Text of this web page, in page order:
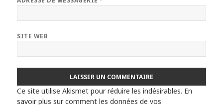
SITE WEB
Ce site utilise Akismet pour réduire les indésirables. En
savoir plus sur comment les données de vos